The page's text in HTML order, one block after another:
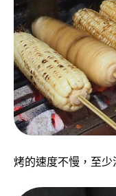
烤的速度不慢，至少